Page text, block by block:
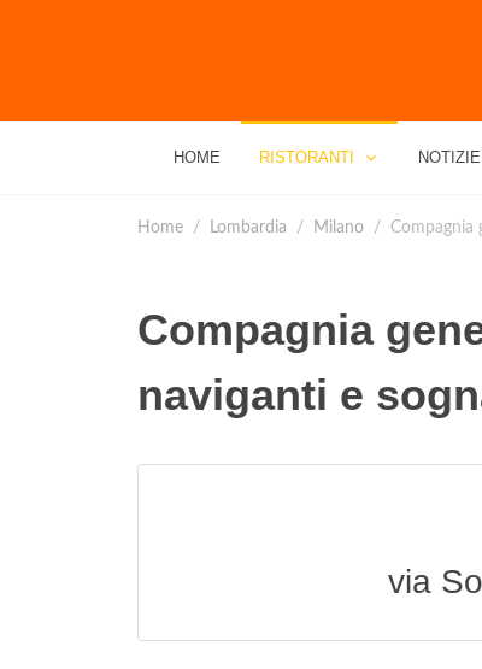
HOME RISTORANTI NOTIZIE
Home Lombardia Milano Compagnia
Compagnia
naviganti e
via